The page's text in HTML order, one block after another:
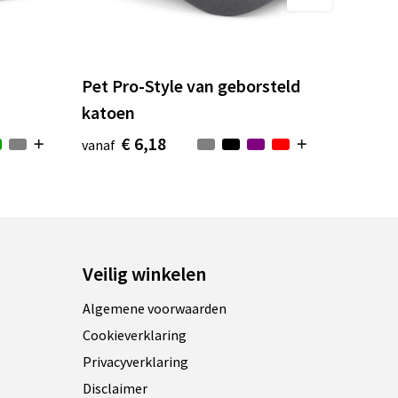
Pet Pro-Style van geborsteld
katoen
vanaf € 6,18
Veilig winkelen
Algemene voorwaarden
Cookieverklaring
Privacyverklaring
Disclaimer